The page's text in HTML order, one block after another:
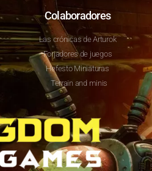
Colaboradores
Las crónicas de Arturok
Forjadores de juegos
Hefesto Miniaturas
Terrain and minis